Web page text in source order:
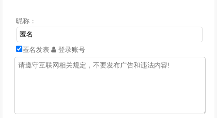
昵称：
匿名发表 登录账号